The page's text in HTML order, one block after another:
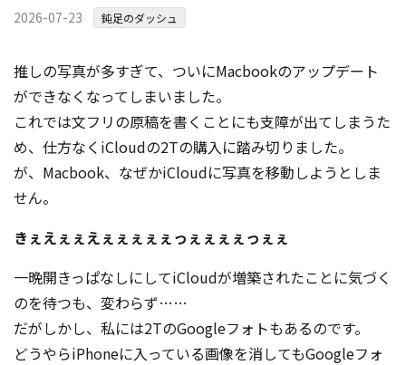
2026-07-23 鈍足のダッシュ
推しの写真が多すぎて、ついにMacbookのアップデート
ができなくなってしまいました。
これでは文フリの原稿を書くことにも支障が出てしまうた
め、仕方なくiCloudの2Tの購入に踏み切りました。
が、Macbook、なぜかiCloudに写真を移動しようとしま
せん。
きぇえぇぇえぇぇぇぇぇっぇぇぇぇっぇぇ
一晩開きっぱなしにしてiCloudが増築されたことに気づく
のを待つも、変わらず……
だがしかし、私には2TのGoogleフォトもあるのです。
どうやらiPhoneに入っている画像を消してもGoogleフォ